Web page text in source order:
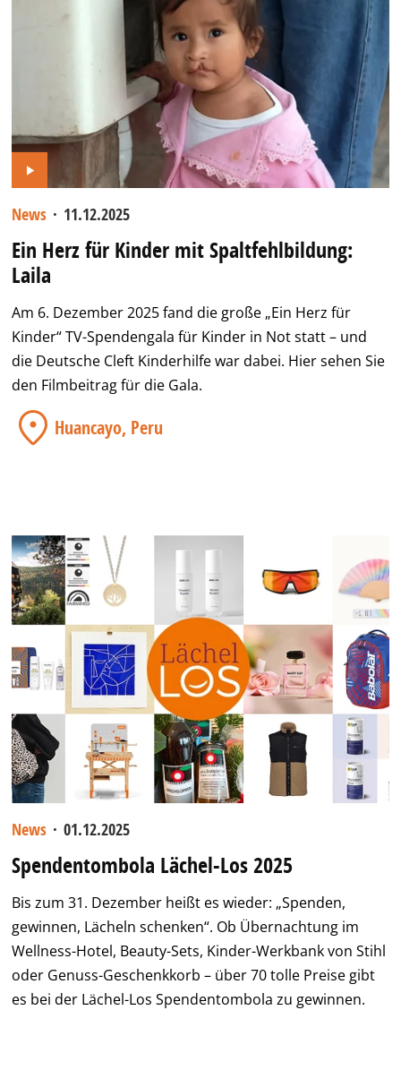
News · 11.12.2025
Ein Herz für Kinder mit Spaltfehlbildung:
Laila
Am 6. Dezember 2025 fand die große „Ein Herz für
Kinder“ TV-Spendengala für Kinder in Not statt – und
die Deutsche Cleft Kinderhilfe war dabei. Hier sehen Sie
den Filmbeitrag für die Gala.
Huancayo, Peru
News · 01.12.2025
Spendentombola Lächel-Los 2025
Bis zum 31. Dezember heißt es wieder: „Spenden,
gewinnen, Lächeln schenken“. Ob Übernachtung im
Wellness-Hotel, Beauty-Sets, Kinder-Werkbank von Stihl
oder Genuss-Geschenkkorb – über 70 tolle Preise gibt
es bei der Lächel-Los Spendentombola zu gewinnen.